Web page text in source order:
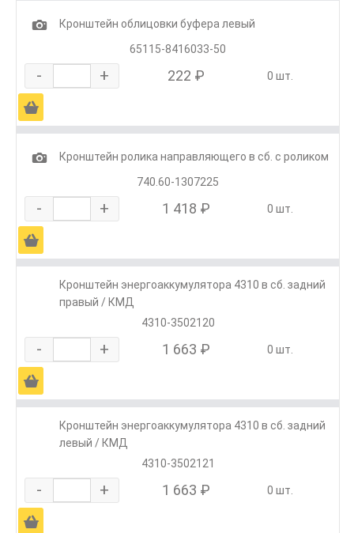
1
Кронштейн облицовки буфера левый
65115-8416033-50
- + 222 ₽ 0 шт.
Ä
1
Кронштейн ролика направляющего в сб. с роликом
740.60-1307225
- + 1 418 ₽ 0 шт.
Ä
Кронштейн энергоаккумулятора 4310 в сб. задний
правый / КМД
4310-3502120
- + 1 663 ₽ 0 шт.
Ä
Кронштейн энергоаккумулятора 4310 в сб. задний
левый / КМД
4310-3502121
- + 1 663 ₽ 0 шт.
Ä